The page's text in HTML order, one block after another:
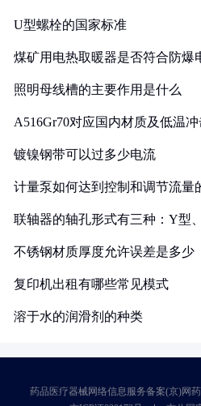
U型螺栓的国家标准
煤矿用电热取暖器是否符合防爆
照明母线槽的主要作用是什么
A516Gr70对应国内材质及低温
镀镍钢带可以过多少电流
计量泵如何达到控制和调节流量
联轴器的轴孔形式有三种：Y型
不锈钢材质厚度允许误差是多少
复印机出租有哪些常见模式
溶于水的润滑剂的种类
药品医疗器械网络信息服务备案(京)网